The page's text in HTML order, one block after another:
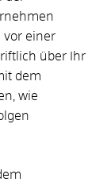
vor einer
über Ihr
dem
wie